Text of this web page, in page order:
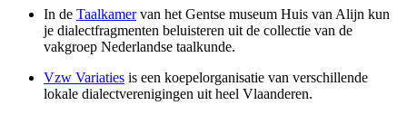
In de Taalkamervan het Gentse museum Huis van Alijn kun
je dialectfragmenten beluisteren uit de collectie van de
vakgroep Nederlandse taalkunde.
Vzw Variaties is een koepelorganisatie van verschillende
lokale dialectverenigingen uit heel Vlaanderen.